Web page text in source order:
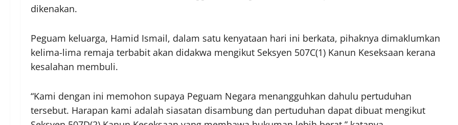
dikenakan.
Peguam keluarga, Hamid Ismail, dalam satu kenyataan hari ini berkata, pihaknya dimaklumkan
kelima-lima remaja terbabit akan didakwa mengikut Seksyen 507C(1) Kanun Keseksaan kerana
kesalahan membuli.
“Kami dengan ini memohon supaya Peguam Negara menangguhkan dahulu pertuduhan
tersebut. Harapan kami adalah siasatan disambung dan pertuduhan dapat dibuat mengikut